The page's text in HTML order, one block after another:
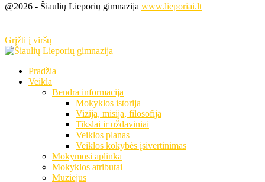
@2026 - Šiaulių Lieporių gimnazija www.lieporiai.lt
Grįžti į viršų
Pradžia
Veikla
Bendra informacija
Mokyklos istorija
Vizija, misija, filosofija
Tikslai ir uždaviniai
Veiklos planas
Veiklos kokybės įsivertinimas
Mokymosi aplinka
Mokyklos atributai
Muziejus